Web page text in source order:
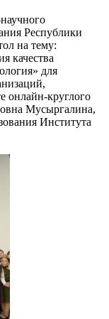
Республики
на тему:
качества
для
онлайн-круглого
Мусыргалина,
Института